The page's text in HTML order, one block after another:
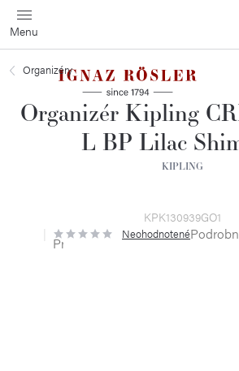
Prejsť
na
obsah
Organizéry
Organizér Kipling
L BP Lilac
KIPLING
KPK130939GO1
Priemerné
hodnotenie
Neohodnotené